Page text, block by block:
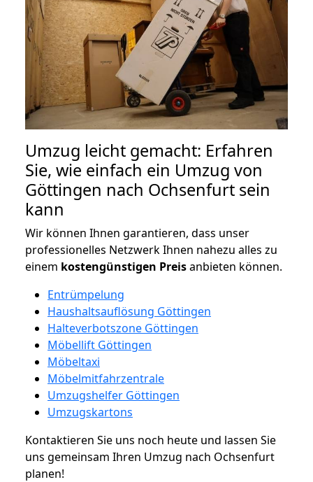
Umzug leicht gemacht: Erfahren
Sie, wie einfach ein Umzug von
Göttingen nach Ochsenfurt sein
kann
Wir können Ihnen garantieren, dass unser
professionelles Netzwerk Ihnen nahezu alles zu
einem kostengünstigen Preisanbieten können.
Entrümpelung
Haushaltsauflösung Göttingen
Halteverbotszone Göttingen
Möbellift Göttingen
Möbeltaxi
Möbelmitfahrzentrale
Umzugshelfer Göttingen
Umzugskartons
Kontaktieren Sie uns noch heute und lassen Sie
uns gemeinsam Ihren Umzug nach Ochsenfurt
planen!